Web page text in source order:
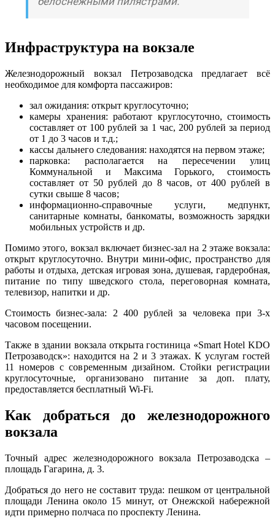
Инфраструктура на вокзале
Железнодорожный вокзал Петрозаводска предлагает всё
необходимое для комфорта пассажиров:
зал ожидания: открыт круглосуточно;
камеры хранения: работают круглосуточно, стоимость
составляет от 100 рублей за 1 час, 200 рублей за период
от 1 до 3 часов и т.д.;
кассы дальнего следования: находятся на первом этаже;
парковка: располагается на пересечении улиц
Коммунальной и Максима Горького, стоимость
составляет от 50 рублей до 8 часов, от 400 рублей в
сутки свыше 8 часов;
информационно-справочные услуги, медпункт,
санитарные комнаты, банкоматы, возможность зарядки
мобильных устройств и др.
Помимо этого, вокзал включает бизнес-зал на 2 этаже вокзала:
открыт круглосуточно. Внутри мини-офис, пространство для
работы и отдыха, детская игровая зона, душевая, гардеробная,
питание по типу шведского стола, переговорная комната,
телевизор, напитки и др.
Стоимость бизнес-зала: 2 400 рублей за человека при 3-х
часовом посещении.
Также в здании вокзала открыта гостиница «Smart Hotel KDO
Петрозаводск»: находится на 2 и 3 этажах. К услугам гостей
11 номеров с современным дизайном. Стойки регистрации
круглосуточные, организовано питание за доп. плату,
предоставляется бесплатный Wi-Fi.
Как добраться до железнодорожного
вокзала
Точный адрес железнодорожного вокзала Петрозаводска –
площадь Гагарина, д. 3.
Добраться до него не составит труда: пешком от центральной
площади Ленина около 15 минут, от Онежской набережной
идти примерно полчаса по проспекту Ленина.